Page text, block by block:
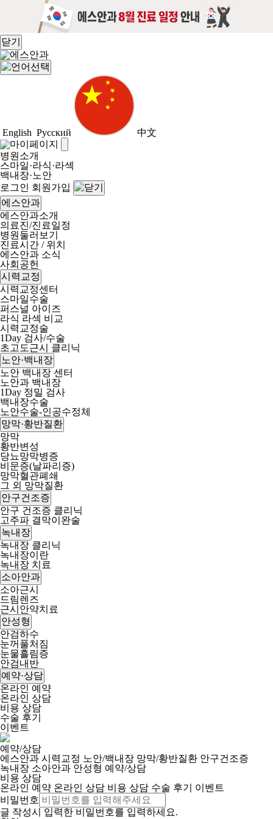
닫기
English Русский 中文
병원소개
스마일·라식·라섹
백내장·노안
로그인 회원가입
에스안과
에스안과소개
의료진/진료일정
병원둘러보기
진료시간 / 위치
에스안과 소식
사회공헌
시력교정
시력교정센터
스마일수술
퍼스널 아이즈
라식 라섹 비교
시력교정술
1Day 검사/수술
초고도근시 클리닉
노안·백내장
노안 백내장 센터
노안과 백내장
1Day 정밀 검사
백내장수술
노안수술-인공수정체
망막·황반질환
망막
황반변성
당뇨망막병증
비문증(날파리증)
망막혈관폐쇄
그 외 망막질환
안구건조증
안구 건조증 클리닉
고주파 결막이완술
녹내장
녹내장 클리닉
녹내장이란
녹내장 치료
소아안과
소아근시
드림렌즈
근시안약치료
안성형
안검하수
눈꺼풀처짐
눈물흘림증
안검내반
예약·상담
온라인 예약
온라인 상담
비용 상담
수술 후기
이벤트
예약/상담
에스안과 시력교정 노안/백내장 망막/황반질환 안구건조증
녹내장 소아안과 안성형 예약/상담
비용 상담
온라인 예약 온라인 상담 비용 상담 수술 후기
이벤트
비밀번호
글 작성시 입력한 비밀번호를 입력하세요.